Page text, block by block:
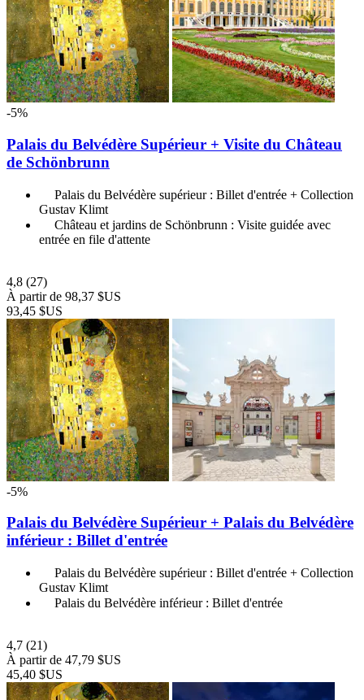
-5%
Palais du Belvédère Supérieur + Visite du Château
de Schönbrunn
Palais du Belvédère supérieur : Billet d'entrée + Collection
Gustav Klimt
Château et jardins de Schönbrunn : Visite guidée avec
entrée en file d'attente
4,8 (27)
À partir de 98,37 $US
93,45 $US
-5%
Palais du Belvédère Supérieur + Palais du Belvédère
inférieur : Billet d'entrée
Palais du Belvédère supérieur : Billet d'entrée + Collection
Gustav Klimt
Palais du Belvédère inférieur : Billet d'entrée
4,7 (21)
À partir de 47,79 $US
45,40 $US